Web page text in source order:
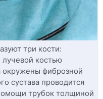
три кости:
лучевой костью
окружены фиброзной
сустава проводится
трубок толщиной